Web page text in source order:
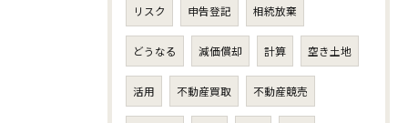
リスク 申告登記 相続放棄
どうなる 減価償却 計算 空き土地
活用 不動産買取 不動産競売